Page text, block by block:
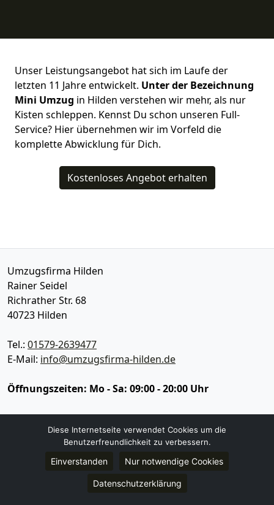
Unser Leistungsangebot hat sich im Laufe der
letzten 11 Jahre entwickelt. Unter der Bezeichnung
Mini Umzug in Hilden verstehen wir mehr, als nur
Kisten schleppen. Kennst Du schon unseren Full-
Service? Hier übernehmen wir im Vorfeld die
komplette Abwicklung für Dich.
Kostenloses Angebot erhalten
Umzugsfirma Hilden
Rainer Seidel
Richrather Str. 68
40723 Hilden
Tel.: 01579-2639477
E-Mail: info@umzugsfirma-hilden.de
Öffnungszeiten: Mo - Sa: 09:00 - 20:00 Uhr
Impressum
Datenschutz
Umzugsservice
Diese Internetseite verwendet Cookies um die
Benutzerfreundlichkeit zu verbessern.
Einverstanden Nur notwendige Cookies
Datenschutzerklärung